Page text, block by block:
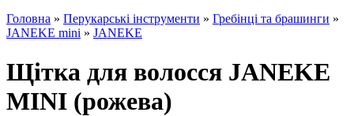
Головна » Перукарські інструменти » Гребінці та брашинги »
JANEKE mini » JANEKE
Щітка для волосся JANEKE
MINI (рожева)